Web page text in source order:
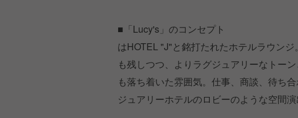
■「Lucy's」のコンセプト
はHOTEL "J"と銘打たれたホテルラウン
も残しつつ、よりラグジュアリーなトー
も落ち着いた雰囲気。仕事、商談、待ち
ジュアリーホテルのロビーのような空間演